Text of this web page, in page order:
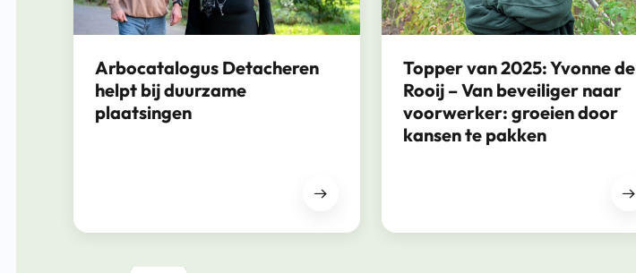
Arbocatalogus Detacheren
helpt bij duurzame
plaatsingen
Topper van 2025: Yvonne de
Rooij – Van beveiliger naar
voorwerker: groeien door
kansen te pakken